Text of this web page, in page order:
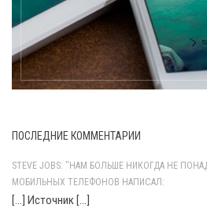
ПОСЛЕДНИЕ КОММЕНТАРИИ
STEVE JOBS: "НАМ БОЛЬШЕ НИКОГДА НЕ
МОБИЛЬНЫХ ТЕЛЕФОНОВ НАПИСАЛ:
[…] Источник […]